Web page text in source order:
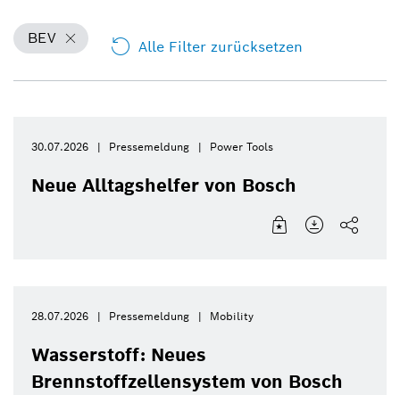
BEV Alle Filter zurücksetzen
30.07.2026 Pressemeldung Power Tools
Neue Alltagshelfer von Bosch
28.07.2026 Pressemeldung Mobility
Wasserstoff: Neues
Brennstoffzellensystem von Bosch